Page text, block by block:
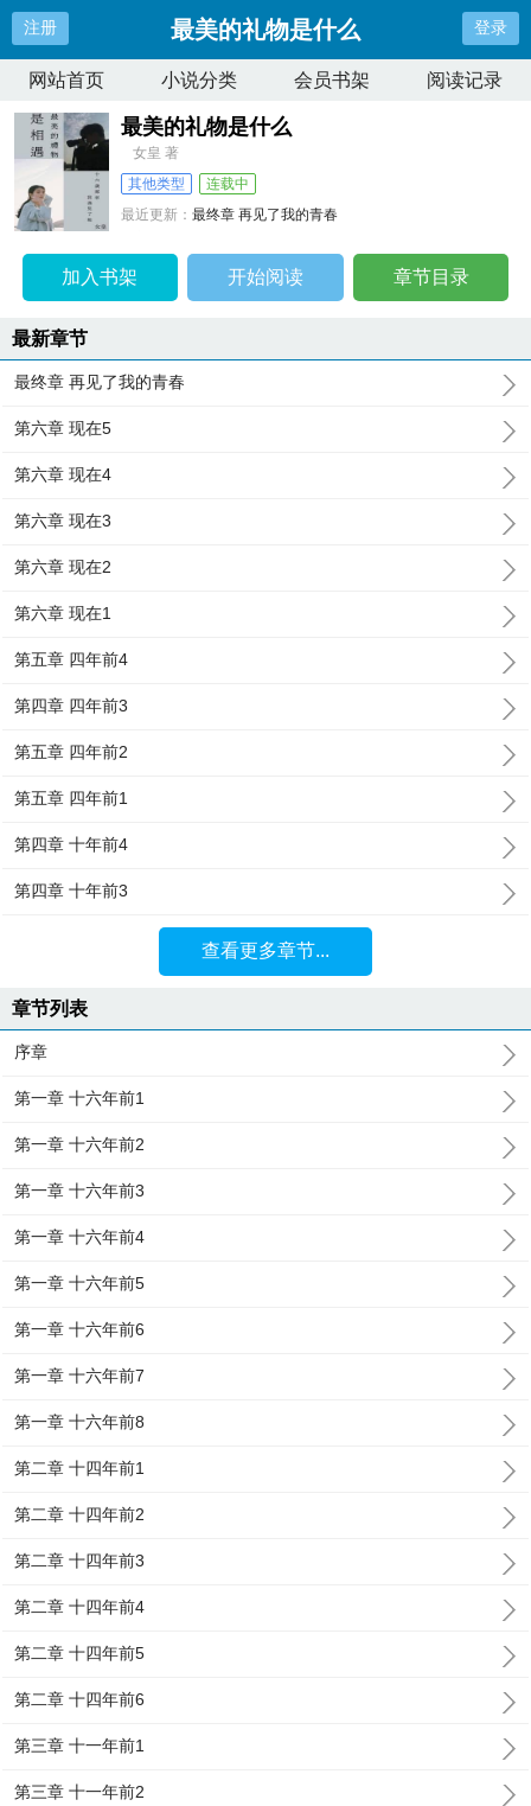
注册 最美的礼物是什么 登录
网站首页 小说分类 会员书架 阅读记录
最美的礼物是什么
女皇 著
其他类型
连载中
最近更新：最终章 再见了我的青春
加入书架 开始阅读 章节目录
最新章节
最终章 再见了我的青春
第六章 现在5
第六章 现在4
第六章 现在3
第六章 现在2
第六章 现在1
第五章 四年前4
第四章 四年前3
第五章 四年前2
第五章 四年前1
第四章 十年前4
第四章 十年前3
查看更多章节...
章节列表
序章
第一章 十六年前1
第一章 十六年前2
第一章 十六年前3
第一章 十六年前4
第一章 十六年前5
第一章 十六年前6
第一章 十六年前7
第一章 十六年前8
第二章 十四年前1
第二章 十四年前2
第二章 十四年前3
第二章 十四年前4
第二章 十四年前5
第二章 十四年前6
第三章 十一年前1
第三章 十一年前2